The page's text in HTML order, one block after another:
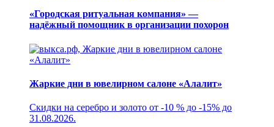
«Городская ритуальная компания» —
надёжный помощник в организации похорон
Жаркие дни в ювелирном салоне «Алалит»
Скидки на серебро и золото от -10 % до -15% до
31.08.2026.